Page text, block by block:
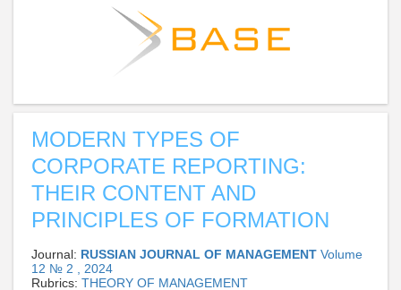
MODERN TYPES OF
CORPORATE REPORTING:
THEIR CONTENT AND
PRINCIPLES OF FORMATION
Journal: RUSSIAN JOURNAL OF MANAGEMENT Volume
12 № 2 , 2024
Rubrics: THEORY OF MANAGEMENT